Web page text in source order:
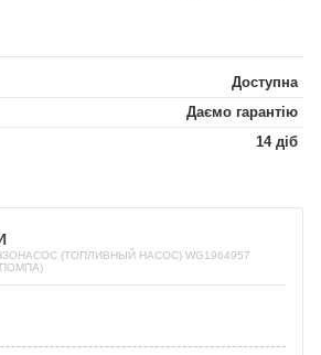
Доступна
Даємо гарантію
14 діб
(ТОПЛИВНЫЙ НАСОС) WG1964957